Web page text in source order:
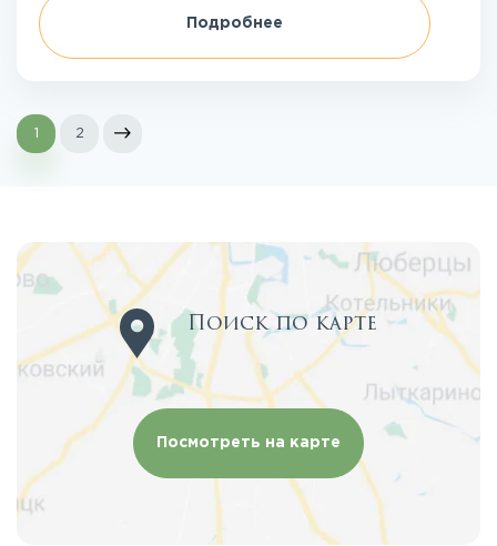
Подробнее
1 2
Поиск по карте
Посмотреть на карте